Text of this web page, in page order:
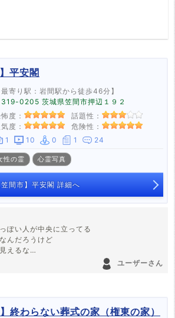
平安閣
最寄り駅：岩間駅から徒歩46分】
319-0205 茨城県笠間市押辺１９２
度：
話題性：
度：
危険性：
1
10 0 1 24
性の霊 心霊写真
笠間市】平安閣 詳細へ
ぽい人が中央に立ってる
んだろうけど
えるな
ユーザーさん
】終わらない葬式の家（権東の家）